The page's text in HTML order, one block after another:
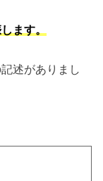
ます。
述がありまし